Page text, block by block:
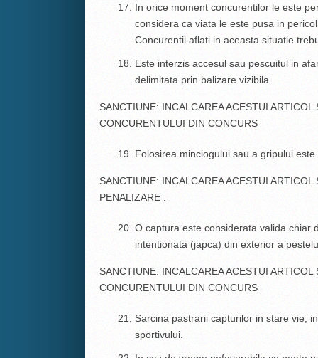
In orice moment concurentilor le este
considera ca viata le este pusa in
Concurentii aflati in aceasta situatie
Este interzis accesul sau pescuitul in
delimitata prin balizare vizibila.
SANCTIUNE: INCALCAREA ACESTUI
CONCURENTULUI DIN CONCURS
Folosirea minciogului sau a gripului
SANCTIUNE: INCALCAREA ACESTUI
PENALIZARE .
O captura este considerata valida chiar
intentionata (japca) din exterior a
SANCTIUNE: INCALCAREA ACESTUI
CONCURENTULUI DIN CONCURS
Sarcina pastrarii capturilor in stare vie,
sportivului.